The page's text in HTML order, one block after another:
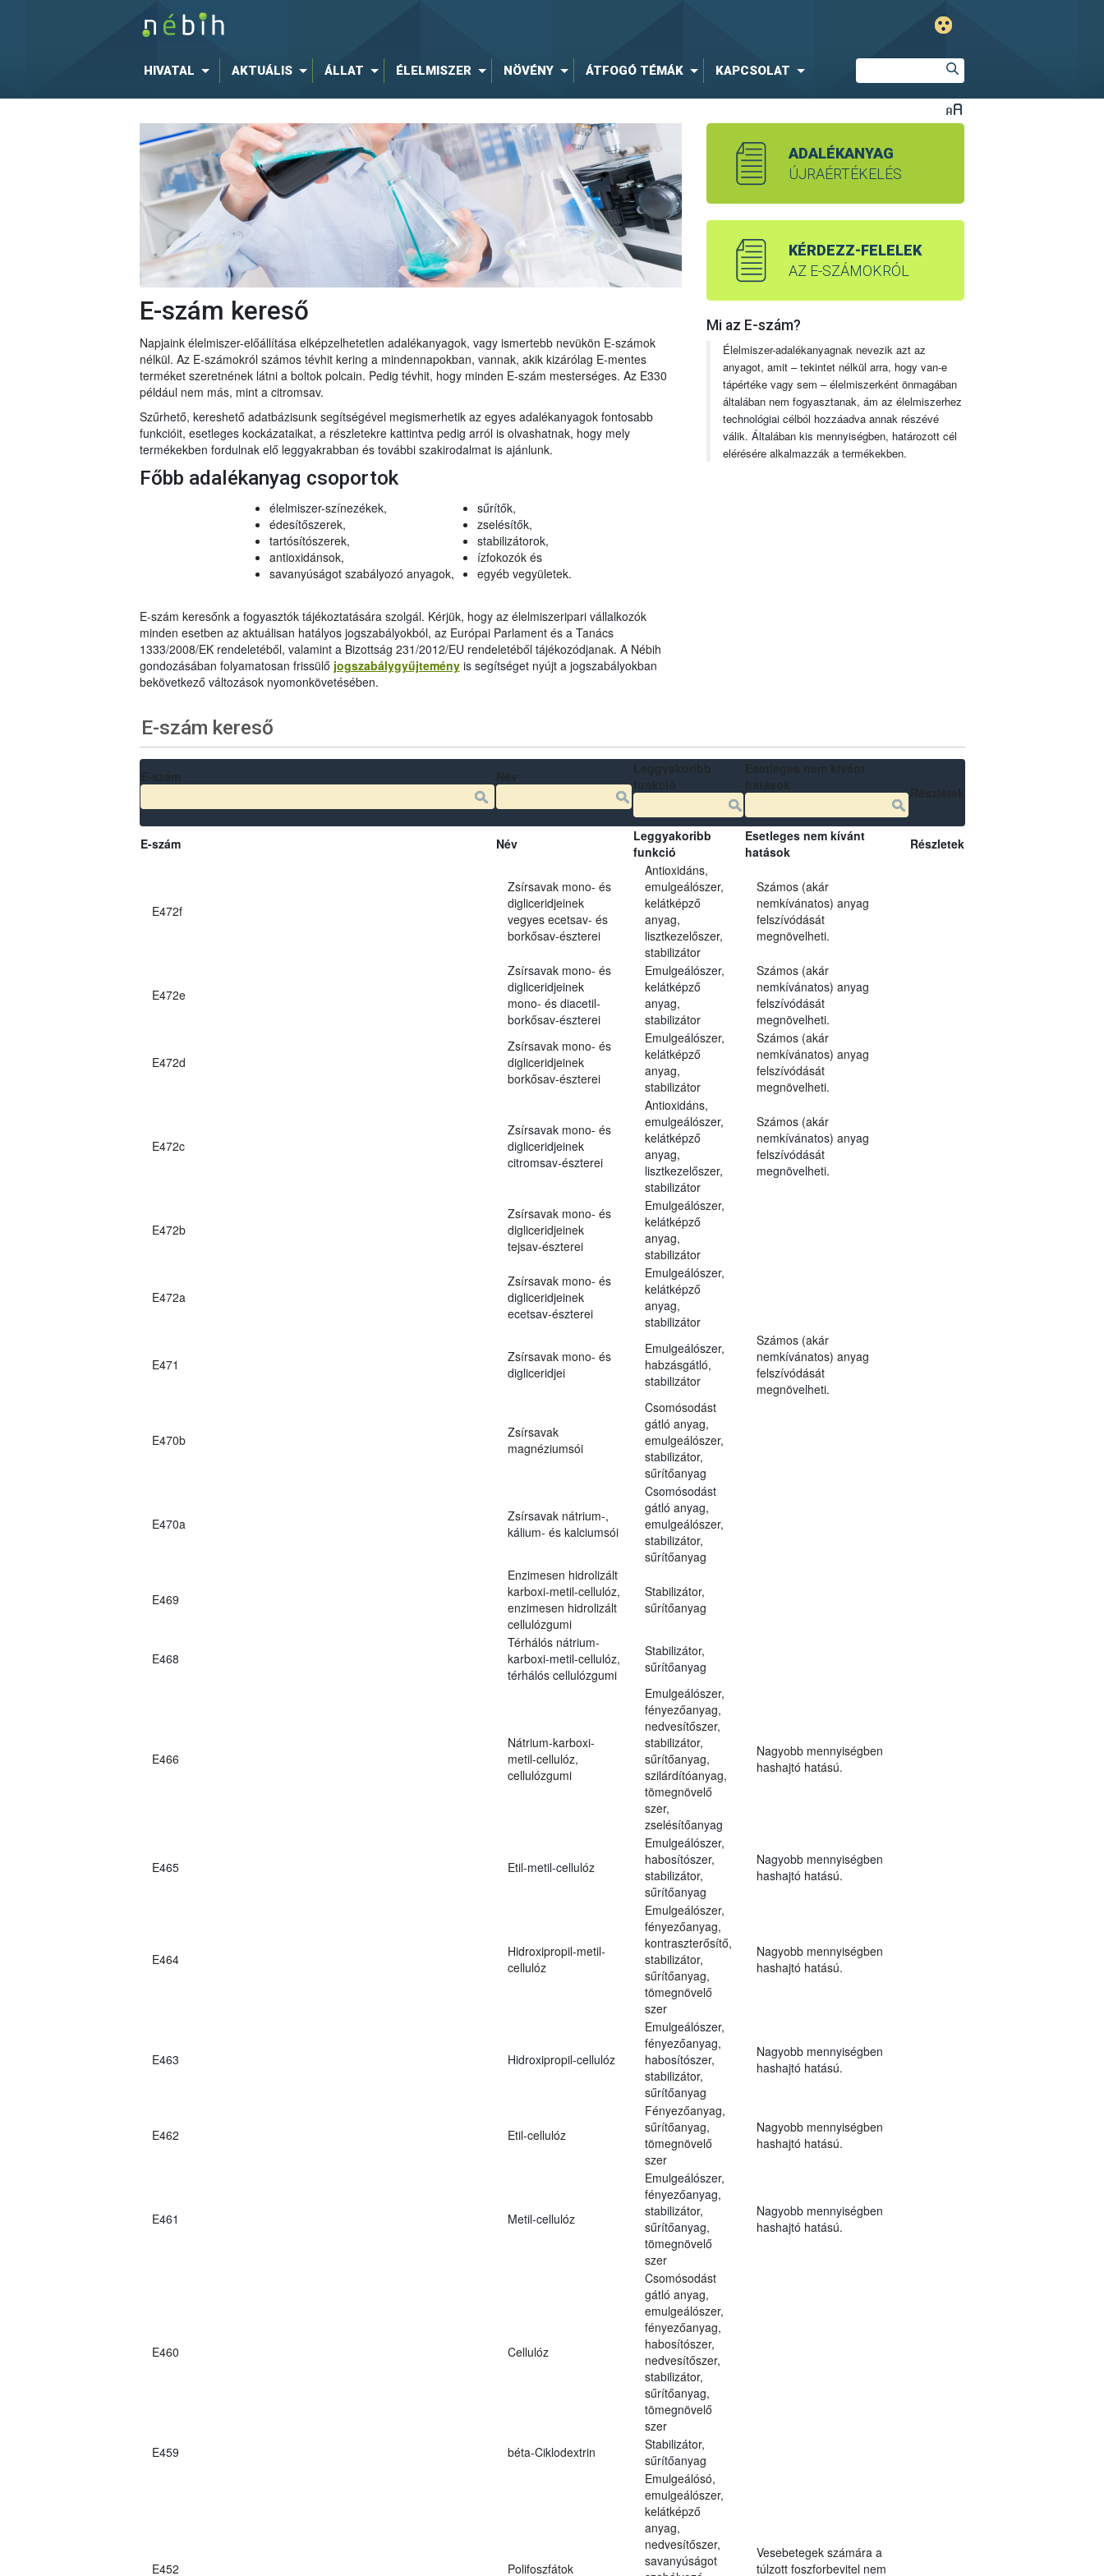
HIVATAL AKTUÁLIS ÁLLAT ÉLELMISZER NÖVÉNY ÁTFOGÓ TÉMÁK KAPCSOLAT
E-szám kereső
Napjaink élelmiszer-előállítása elképzelhetetlen adalékanyagok, vagy ismertebb nevükön E-számok
nélkül. Az E-számokról számos tévhit kering a mindennapokban, vannak, akik kizárólag E-mentes
terméket szeretnének látni a boltok polcain. Pedig tévhit, hogy minden E-szám mesterséges. Az E330
például nem más, mint a citromsav.
Szűrhető, kereshető adatbázisunk segítségével megismerhetik az egyes adalékanyagok fontosabb
funkcióit, esetleges kockázataikat, a részletekre kattintva pedig arról is olvashatnak, hogy mely
termékekben fordulnak elő leggyakrabban és további szakirodalmat is ajánlunk.
Főbb adalékanyag csoportok
élelmiszer-színezékek,
édesítőszerek,
tartósítószerek,
antioxidánsok,
savanyúságot szabályozó anyagok,
sűrítők,
zselésítők,
stabilizátorok,
ízfokozók és
egyéb vegyületek.
E-szám keresőnk a fogyasztók tájékoztatására szolgál. Kérjük, hogy az élelmiszeripari vállalkozók
minden esetben az aktuálisan hatályos jogszabályokból, az Európai Parlament és a Tanács
1333/2008/EK rendeletéből, valamint a Bizottság 231/2012/EU rendeletéből tájékozódjanak. A Nébih
gondozásában folyamatosan frissülő jogszabálygyűjteményis segítséget nyújt a jogszabályokban
bekövetkező változások nyomonkövetésében.
ADALÉKANYAG
ÚJRAÉRTÉKELÉS
KÉRDEZZ-FELELEK
AZ E-SZÁMOKRÓL
Mi az E-szám?
Élelmiszer-adalékanyagnak nevezik azt az
anyagot, amit – tekintet nélkül arra, hogy van-e
tápértéke vagy sem – élelmiszerként önmagában
általában nem fogyasztanak, ám az élelmiszerhez
technológiai célból hozzáadva annak részévé
válik. Általában kis mennyiségben, határozott cél
elérésére alkalmazzák a termékekben.
E-szám kereső
E-szám Név
Leggyakoribb
funkció
Esetleges nem kívánt
hatások
Részletek
E472f
Zsírsavak mono- és
digliceridjeinek
vegyes ecetsav- és
borkősav-észterei
Antioxidáns,
emulgeálószer,
kelátképző
anyag,
lisztkezelőszer,
stabilizátor
Számos (akár
nemkívánatos) anyag
felszívódását
megnövelheti.
E472e
Zsírsavak mono- és
digliceridjeinek
mono- és diacetil-
borkősav-észterei
Emulgeálószer,
kelátképző
anyag,
stabilizátor
Számos (akár
nemkívánatos) anyag
felszívódását
megnövelheti.
E472d
Zsírsavak mono- és
digliceridjeinek
borkősav-észterei
Emulgeálószer,
kelátképző
anyag,
stabilizátor
Számos (akár
nemkívánatos) anyag
felszívódását
megnövelheti.
E472c
Zsírsavak mono- és
digliceridjeinek
citromsav-észterei
Antioxidáns,
emulgeálószer,
kelátképző
anyag,
lisztkezelőszer,
stabilizátor
Számos (akár
nemkívánatos) anyag
felszívódását
megnövelheti.
E472b
Zsírsavak mono- és
digliceridjeinek
tejsav-észterei
Emulgeálószer,
kelátképző
anyag,
stabilizátor
E472a
Zsírsavak mono- és
digliceridjeinek
ecetsav-észterei
Emulgeálószer,
kelátképző
anyag,
stabilizátor
E471
Zsírsavak mono- és
digliceridjei
Emulgeálószer,
habzásgátló,
stabilizátor
Számos (akár
nemkívánatos) anyag
felszívódását
megnövelheti.
E470b
Zsírsavak
magnéziumsói
Csomósodást
gátló anyag,
emulgeálószer,
stabilizátor,
sűrítőanyag
E470a
Zsírsavak nátrium-,
kálium- és kalciumsói
Csomósodást
gátló anyag,
emulgeálószer,
stabilizátor,
sűrítőanyag
E469
Enzimesen hidrolizált
karboxi-metil-cellulóz,
enzimesen hidrolizált
cellulózgumi
Stabilizátor,
sűrítőanyag
E468
Térhálós nátrium-
karboxi-metil-cellulóz,
térhálós cellulózgumi
Stabilizátor,
sűrítőanyag
E466
Nátrium-karboxi-
metil-cellulóz,
cellulózgumi
Emulgeálószer,
fényezőanyag,
nedvesítőszer,
stabilizátor,
sűrítőanyag,
szilárdítóanyag,
tömegnövelő
szer,
zselésítőanyag
Nagyobb mennyiségben
hashajtó hatású.
E465 Etil-metil-cellulóz
Emulgeálószer,
habosítószer,
stabilizátor,
sűrítőanyag
Nagyobb mennyiségben
hashajtó hatású.
E464
Hidroxipropil-metil-
cellulóz
Emulgeálószer,
fényezőanyag,
kontraszterősítő,
stabilizátor,
sűrítőanyag,
tömegnövelő
szer
Nagyobb mennyiségben
hashajtó hatású.
E463 Hidroxipropil-cellulóz
Emulgeálószer,
fényezőanyag,
habosítószer,
stabilizátor,
sűrítőanyag
Nagyobb mennyiségben
hashajtó hatású.
E462 Etil-cellulóz
Fényezőanyag,
sűrítőanyag,
tömegnövelő
szer
Nagyobb mennyiségben
hashajtó hatású.
E461 Metil-cellulóz
Emulgeálószer,
fényezőanyag,
stabilizátor,
sűrítőanyag,
tömegnövelő
szer
Nagyobb mennyiségben
hashajtó hatású.
E460 Cellulóz
Csomósodást
gátló anyag,
emulgeálószer,
fényezőanyag,
habosítószer,
nedvesítőszer,
stabilizátor,
sűrítőanyag,
tömegnövelő
szer
E459
béta-Ciklodextrin
Stabilizátor,
sűrítőanyag
E452 Polifoszfátok
Emulgeálósó,
emulgeálószer,
kelátképző
anyag,
nedvesítőszer,
savanyúságot
Vesebetegek számára a
túlzott foszforbevitel nem